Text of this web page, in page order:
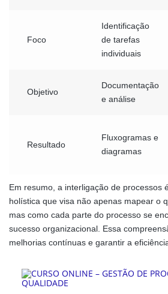
Foco
Identificação
de tarefas
individuais
Objetivo
Documentação
e análise
Resultado
Fluxogramas e
diagramas
Em resumo, a interligação de processos
holística que visa não apenas mapear o
mas como cada parte do processo se
sucesso organizacional. Essa
melhorias contínuas e garantir a